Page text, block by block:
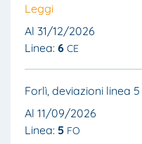
Leggi
Al 31/12/2026
Linea: 6 CE
Forlì, deviazioni linea
Al 11/09/2026
Linea: 5 FO